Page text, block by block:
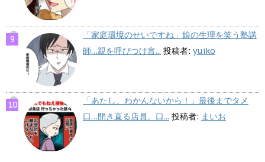
「家庭環境のせいですね」娘の生理を笑う塾講
師…親を呼びつけ言... 投稿者: yuiko
「あたし、わかんないから！」最後までタメ
口…開き直る店員。口... 投稿者: まいお